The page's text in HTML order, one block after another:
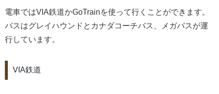
電車ではVIA鉄道かGoTrainを使って行くことができます。
バスはグレイハウンドとカナダコーチバス、メガバスが運
行しています。
VIA鉄道